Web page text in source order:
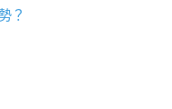
？